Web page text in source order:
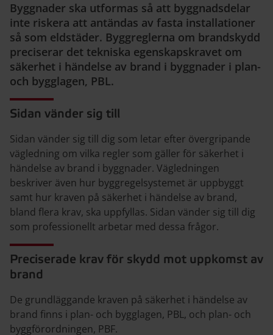
Byggnader ska utformas så att byggnadsdelar
inte riskera att antändas av fasta installationer
så som eldstäder. Byggreglerna om brandskydd
preciserar det tekniska egenskapskravet om
säkerhet i händelse av brand i byggnader i plan-
och bygglagen, PBL.
Sidan vänder sig till
Sidan vänder sig till dig som letar efter övergripande
vägledning om vilka regler som gäller för säkerhet i
händelse av brand i byggnader. Vägledningen
beskriver även hur byggregelsystemet är uppbyggt
samt hur kraven på säkerhet i händelse av brand,
bland flera krav, ska uppfyllas. Sidan vänder sig till dig
som professionellt arbetar med dessa frågor.
Preciserade krav för skydd mot uppkomst av
brand
De grundläggande kraven på säkerhet i händelse av
brand finns i plan- och bygglagen, PBL, och plan- och
byggförordningen, PBF.